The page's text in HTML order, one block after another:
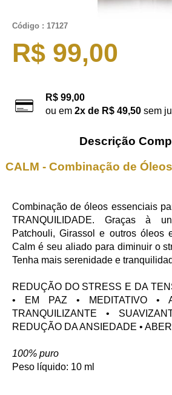
Código : 17127
R$ 99,00
R$ 99,00
ou em 2x de R$ 49,50 sem
Descrição
CALM - Combinação de
Combinação de óleos essenciais
TRANQUILIDADE. Graças à
Patchouli, Girassol e outros óleos
Calm é seu aliado para diminuir o
Tenha mais serenidade e
REDUÇÃO DO STRESS E DA
• EM PAZ • MEDITATIVO •
TRANQUILIZANTE •
REDUÇÃO DA ANSIEDADE •
100% puro
Peso líquido: 10 ml